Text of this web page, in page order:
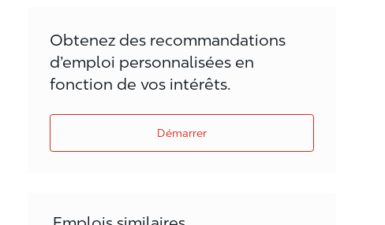
Obtenez des recommandations
d’emploi personnalisées en
fonction de vos intérêts.
Démarrer